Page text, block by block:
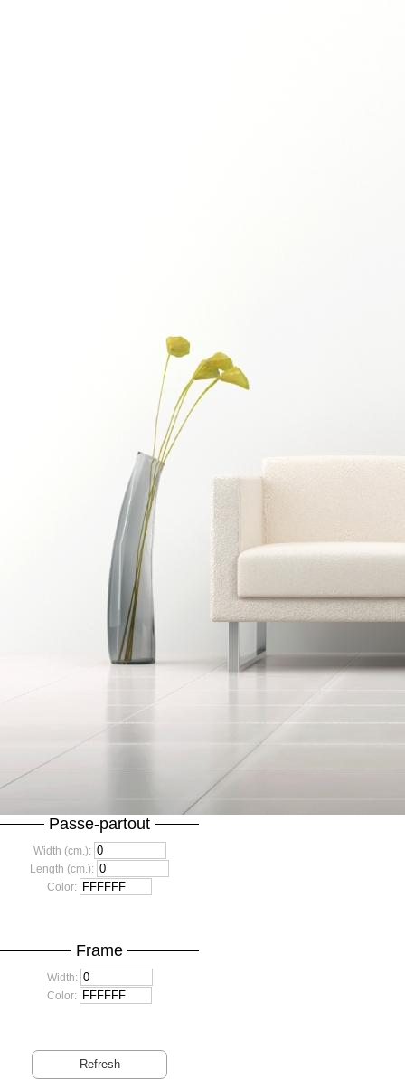
Passe-partout
Width (cm.):
Length (cm.):
Color:
Frame
Width:
Color: